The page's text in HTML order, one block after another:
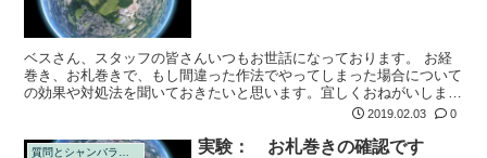
ベスさん、スタッフの皆さんいつもお世話になっております。 お経
巻き、お札巻きで、もし間違った作法でやってしまった場合について
の効果や対処法を聞いておきたいと思います。宜しくおねがいしま
す。 1.もし(気づかずなどして)般若心経が入った経本でやってしまっ
2019.02.03 0
実験： お札巻きの確認です